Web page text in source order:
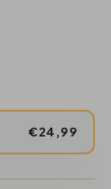
€24,99